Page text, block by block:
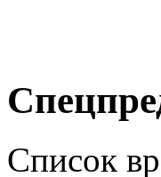
Список